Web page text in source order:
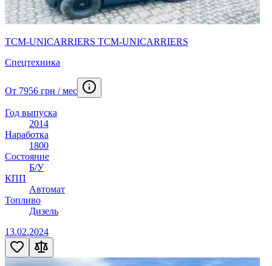
TCM-UNICARRIERS TCM-UNICARRIERS
Спецтехника
От 7956 грн / мес
Год выпуска
2014
Наработка
1800
Состояние
Б/У
КПП
Автомат
Топливо
Дизель
13.02.2024